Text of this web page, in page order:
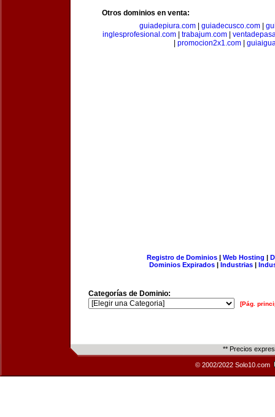
Otros dominios en venta:
guiadepiura.com| guiadecusco.com|
inglesprofesional.com| trabajum.com|
promocion2x1.com
Registro de Dominios| Web Hosting |
Dominios Expirados | Industrias |
Categorías de Dominio:
[Pág.
** Precios
© 2002/2022 Solo10.com